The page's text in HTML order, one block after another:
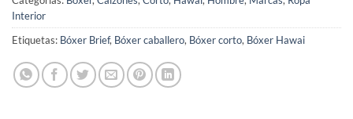
Interior
Etiquetas: Bóxer Brief, Bóxer caballero, Bóxer corto, Bóxer Hawai